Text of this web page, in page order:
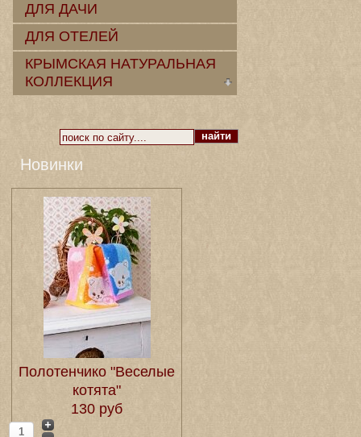
ДЛЯ ДАЧИ
ДЛЯ ОТЕЛЕЙ
КРЫМСКАЯ НАТУРАЛЬНАЯ
КОЛЛЕКЦИЯ
Новинки
Полотенчико "Веселые
котята"
130 руб